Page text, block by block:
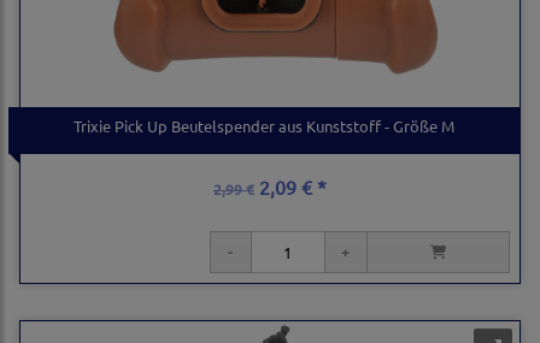
Trixie Pick Up Beutelspender aus Kunststoff - Größe M
2,99 € 2,09 € *